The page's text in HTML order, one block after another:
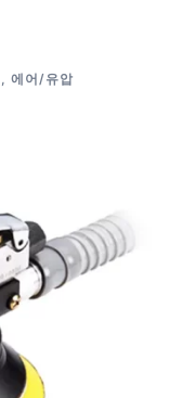
, 에어/유압